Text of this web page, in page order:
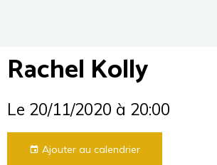
Rachel Kolly
Le 20/11/2020 à 20:00
Ajouter au calendrier